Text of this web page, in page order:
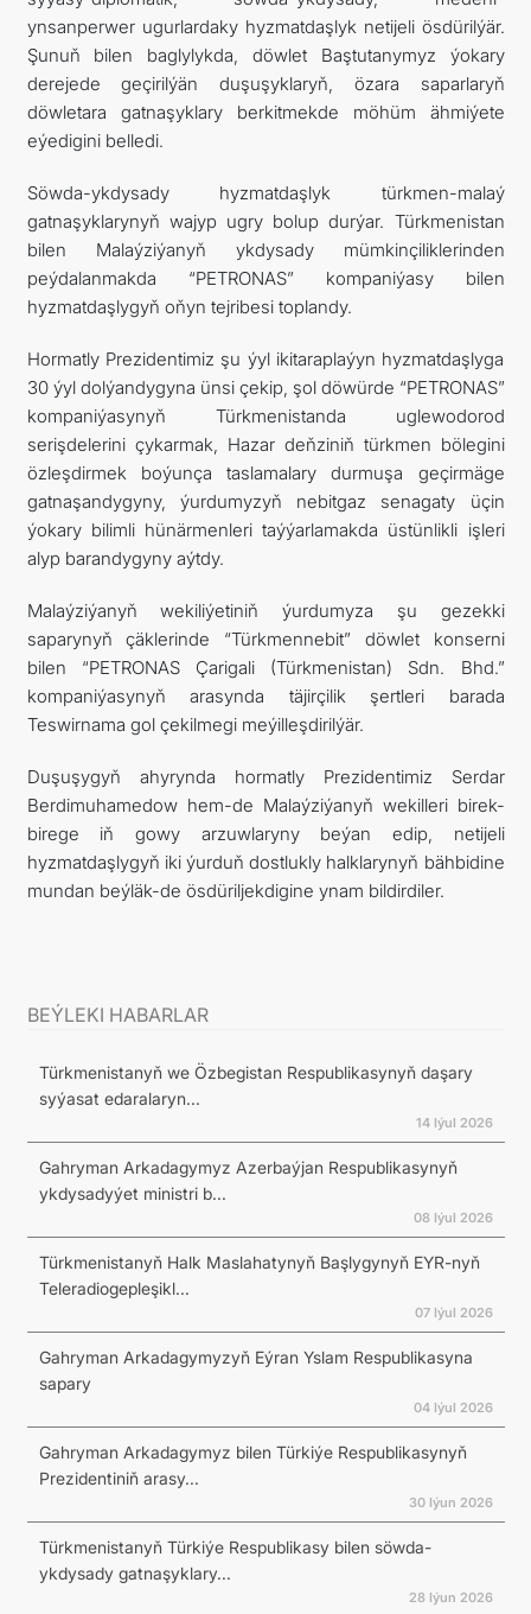
ynsanperwer ugurlardaky hyzmatdaşlyk netijeli ösdürilýär.
Şunuň bilen baglylykda, döwlet Baştutanymyz ýokary
derejede geçirilýän duşuşyklaryň, özara saparlaryň
döwletara gatnaşyklary berkitmekde möhüm ähmiýete
eýedigini belledi.
Söwda-ykdysady hyzmatdaşlyk türkmen-malaý
gatnaşyklarynyň wajyp ugry bolup durýar. Türkmenistan
bilen Malaýziýanyň ykdysady mümkinçiliklerinden
peýdalanmakda “PETRONAS” kompaniýasy bilen
hyzmatdaşlygyň oňyn tejribesi toplandy.
Hormatly Prezidentimiz şu ýyl ikitaraplaýyn hyzmatdaşlyga
30 ýyl dolýandygyna ünsi çekip, şol döwürde “PETRONAS”
kompaniýasynyň Türkmenistanda uglewodorod
serişdelerini çykarmak, Hazar deňziniň türkmen bölegini
özleşdirmek boýunça taslamalary durmuşa geçirmäge
gatnaşandygyny, ýurdumyzyň nebitgaz senagaty üçin
ýokary bilimli hünärmenleri taýýarlamakda üstünlikli işleri
alyp barandygyny aýtdy.
Malaýziýanyň wekiliýetiniň ýurdumyza şu gezekki
saparynyň çäklerinde “Türkmennebit” döwlet konserni
bilen “PETRONAS Çarigali (Türkmenistan) Sdn. Bhd.”
kompaniýasynyň arasynda täjirçilik şertleri barada
Teswirnama gol çekilmegi meýilleşdirilýär.
Duşuşygyň ahyrynda hormatly Prezidentimiz Serdar
Berdimuhamedow hem-de Malaýziýanyň wekilleri birek-
birege iň gowy arzuwlaryny beýan edip, netijeli
hyzmatdaşlygyň iki ýurduň dostlukly halklarynyň bähbidine
mundan beýläk-de ösdüriljekdigine ynam bildirdiler.
BEÝLEKI HABARLAR
Türkmenistanyň we Özbegistan Respublikasynyň daşary
syýasat edaralaryn...
14 Iýul 2026
Gahryman Arkadagymyz Azerbaýjan Respublikasynyň
ykdysadyýet ministri b...
08 Iýul 2026
Türkmenistanyň Halk Maslahatynyň Başlygynyň EYR-nyň
Teleradiogepleşikl...
07 Iýul 2026
Gahryman Arkadagymyzyň Eýran Yslam Respublikasyna
sapary
04 Iýul 2026
Gahryman Arkadagymyz bilen Türkiýe Respublikasynyň
Prezidentiniň arasy...
30 Iýun 2026
Türkmenistanyň Türkiýe Respublikasy bilen söwda-
ykdysady gatnaşyklary...
28 Iýun 2026